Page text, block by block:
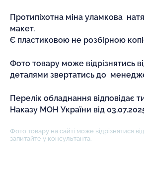
Протипіхотна міна уламкова
макет.
Є пластиковою не розбірною
Фото товару може відрізнятись
деталями звертатись до
Перелік обладнання відповідає
Наказу МОН України від
Фото товару на сайті може відрізнятися
запитайте у консультанта.